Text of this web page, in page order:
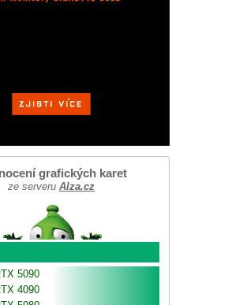
grafických karet
ze serveru Alza.cz
5090
4090